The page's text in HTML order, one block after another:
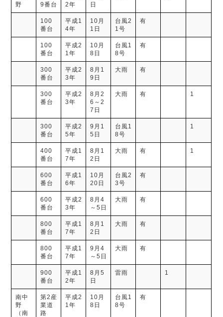
野
9番台
2年
日
100
番台
平成1
4年
10月
1日
台風2
1号
有
100
番台
平成2
1年
10月
8日
台風1
8号
有
300
番台
平成2
3年
8月1
9日
大雨 有
300
番台
平成2
3年
8月2
6～2
7日
大雨 有 1
300
番台
平成2
5年
9月1
5日
台風1
8号
1
400
番台
平成1
7年
8月1
2日
大雨 有 1
600
番台
平成1
6年
10月
20日
台風2
3号
有
600
番台
平成2
3年
8月4
～5日
大雨 有
800
番台
平成1
7年
8月1
2日
大雨 有
800
番台
平成1
7年
9月4
～5日
大雨 有
900
番台
平成1
2年
8月5
日
雷雨 1
南中
野
（南
第2産
業道
路
平成2
1年
10月
8日
台風1
8号
有